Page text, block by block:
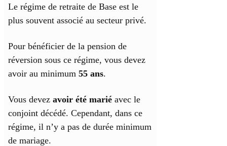
Le régime de retraite de Base est le
plus souvent associé au secteur privé.
Pour bénéficier de la pension de
réversion sous ce régime, vous devez
avoir au minimum 55 ans.
Vous devez avoir été marié avec le
conjoint décédé. Cependant, dans ce
régime, il n’y a pas de durée minimum
de mariage.